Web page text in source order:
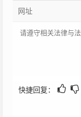
快捷回复：